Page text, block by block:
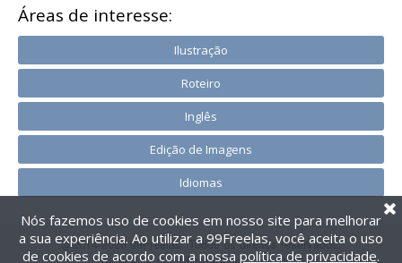
Áreas de interesse:
Ilustração
Roteiro
Inglês
Edição de Imagens
Idiomas
@2014-2026 99Freelas. Todos os direitos reservados.
Nós fazemos uso de cookies em nosso site para melhorar
a sua experiência. Ao utilizar a 99Freelas, você aceita o uso
de cookies de acordo com a nossa política de privacidade.